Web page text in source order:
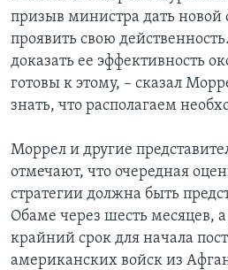
призыв министра дать новой
проявить свою
доказать ее эффективность
готовы к этому, – сказал
знать, что располагаем
Моррел и другие
отмечают, что очередная
стратегии должна быть
Обаме через шесть месяцев,
крайний срок для начала
американских войск из